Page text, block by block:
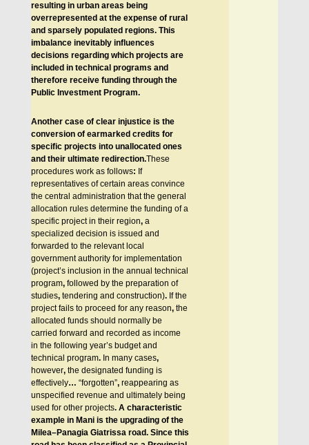
resulting in urban areas being
overrepresented at the expense of rural
and sparsely populated regions. This
imbalance inevitably influences
decisions regarding which projects are
included in technical programs and
therefore receive funding through the
Public Investment Program.
Another case of clear injustice is the
conversion of earmarked credits for
specific projects into unallocated ones
and their ultimate redirection.These
procedures work as follows: If
representatives of certain areas convince
the central administration that the general
allocation rules determine the funding of a
specific project in their region,a
specialized decision is issued and
forwarded to the relevant local
government authority for implementation
(project’s inclusion in the annual technical
program,followed by the preparation of
studies,tendering and construction).If the
project fails to proceed for any reason,the
allocated funds should normally be
carried forward and recorded as income
in the following year’s budget and
technical program.In many cases,
however,the designated funding is
effectively… “forgotten”,reappearing as
unspecified revenue and ultimately being
used for other projects. A characteristic
example in Mani is the upgrading of the
Milea–Panagia Giatrissa road. Since this